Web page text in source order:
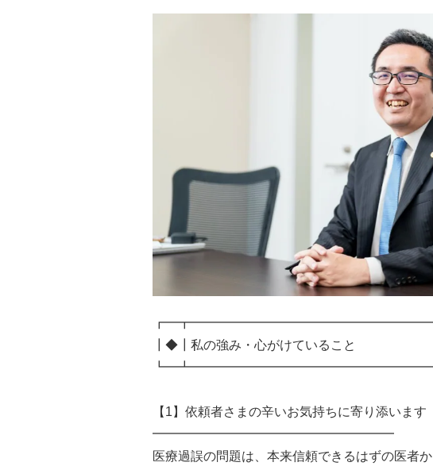
┃◆┃私の強み・心がけていること
【1】依頼者さまの辛いお気持ちに寄り添います
━━━━━━━━━━━━━━━━━━━
医療過誤の問題は、本来信頼できるはずの医者